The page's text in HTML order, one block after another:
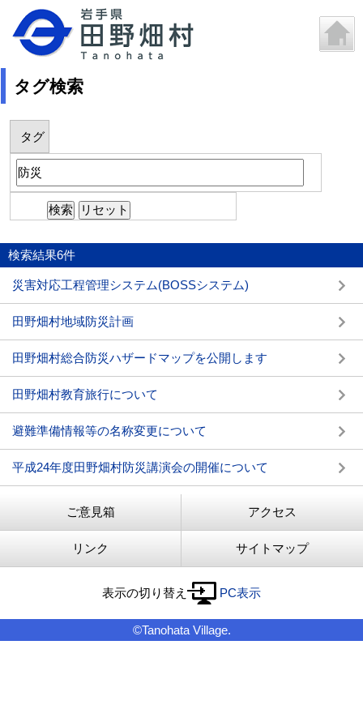
タグ検索
タグ
検索結果6件
災害対応工程管理システム(BOSSシステム)
田野畑村地域防災計画
田野畑村総合防災ハザードマップを公開します
田野畑村教育旅行について
避難準備情報等の名称変更について
平成24年度田野畑村防災講演会の開催について
ご意見箱 アクセス
リンク サイトマップ
表示の切り替え PC表示
©Tanohata Village.